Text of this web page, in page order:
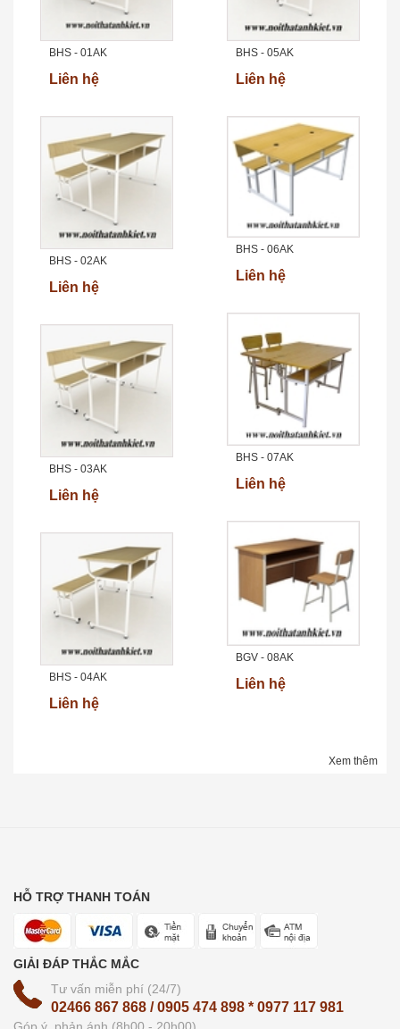
BHS - 01AK
Liên hệ
BHS - 02AK
Liên hệ
BHS - 03AK
Liên hệ
BHS - 04AK
Liên hệ
BHS - 05AK
Liên hệ
BHS - 06AK
Liên hệ
BHS - 07AK
Liên hệ
BGV - 08AK
Liên hệ
Xem thêm
HỖ TRỢ THANH TOÁN
GIẢI ĐÁP THẮC MẮC
Tư vấn miễn phí (24/7)
02466 867 868 / 0905 474 898 * 0977 117 981
Góp ý, phản ánh (8h00 - 20h00)